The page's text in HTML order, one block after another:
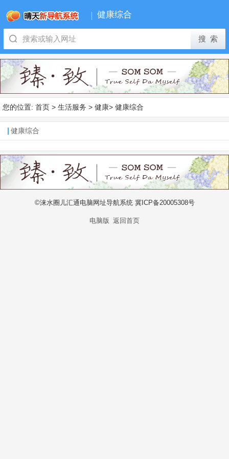
健康综合
您的位置: 首页 > 生活服务 > 健康> 健康综合
健康综合
©涞水圈儿汇通电脑网址导航系统 冀ICP备20005308号
电脑版 返回首页